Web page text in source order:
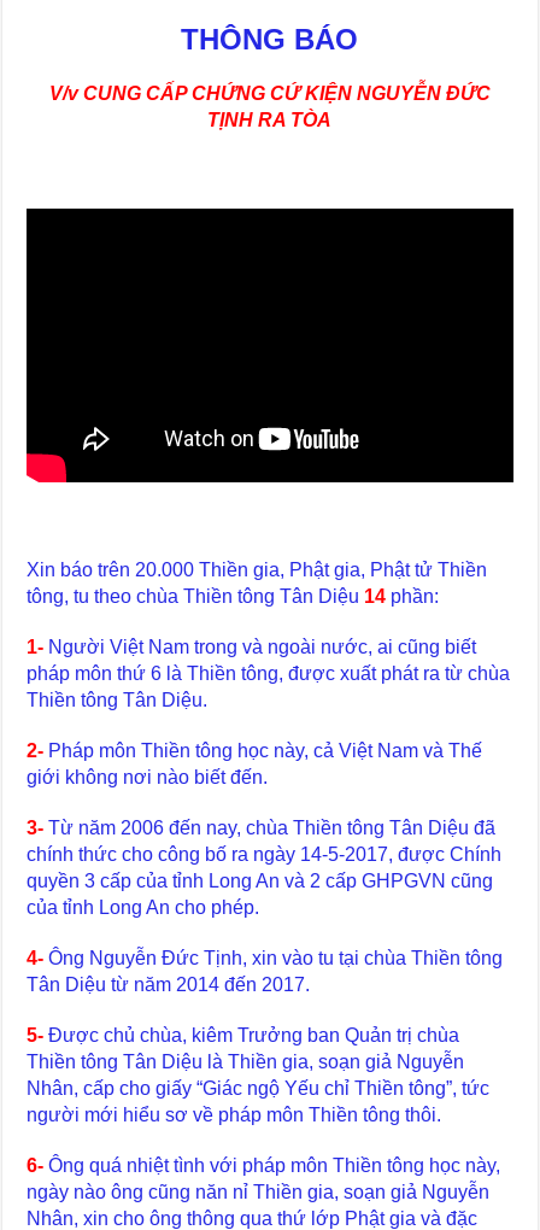
THÔNG BÁO
V/v CUNG CẤP CHỨNG CỨ KIỆN NGUYỄN ĐỨC
TỊNH RA TÒA
Xin báo trên 20.000 Thiền gia, Phật gia, Phật tử Thiền
tông, tu theo chùa Thiền tông Tân Diệu 14 phần:
1- Người Việt Nam trong và ngoài nước, ai cũng biết
pháp môn thứ 6 là Thiền tông, được xuất phát ra từ chùa
Thiền tông Tân Diệu.
2- Pháp môn Thiền tông học này, cả Việt Nam và Thế
giới không nơi nào biết đến.
3- Từ năm 2006 đến nay, chùa Thiền tông Tân Diệu đã
chính thức cho công bố ra ngày 14-5-2017, được Chính
quyền 3 cấp của tỉnh Long An và 2 cấp GHPGVN cũng
của tỉnh Long An cho phép.
4- Ông Nguyễn Đức Tịnh, xin vào tu tại chùa Thiền tông
Tân Diệu từ năm 2014 đến 2017.
5- Được chủ chùa, kiêm Trưởng ban Quản trị chùa
Thiền tông Tân Diệu là Thiền gia, soạn giả Nguyễn
Nhân, cấp cho giấy “Giác ngộ Yếu chỉ Thiền tông”, tức
người mới hiểu sơ về pháp môn Thiền tông thôi.
6- Ông quá nhiệt tình với pháp môn Thiền tông học này,
ngày nào ông cũng năn nỉ Thiền gia, soạn giả Nguyễn
Nhân, xin cho ông thông qua thứ lớp Phật gia và đặc